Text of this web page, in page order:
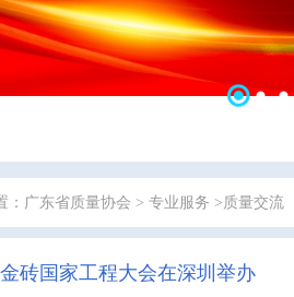
： 广东省质量协会 > 专业服务 >质量交流
砖国家工程大会在深圳举办